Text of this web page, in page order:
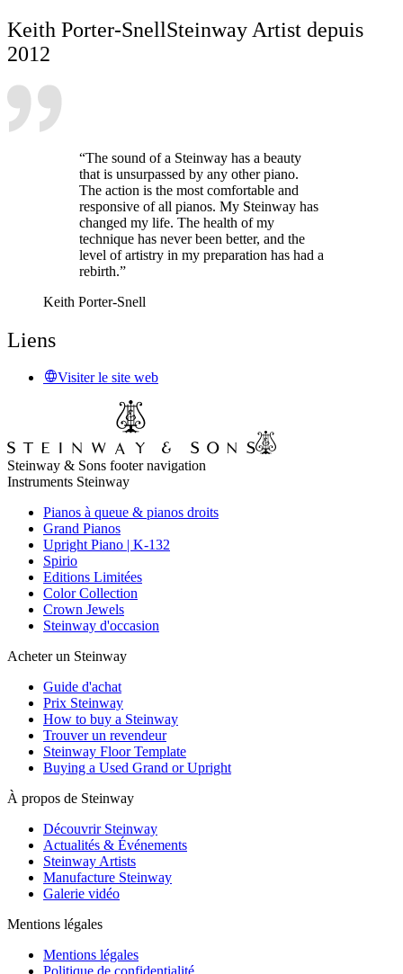
Keith Porter-SnellSteinway Artist depuis
2012
“The sound of a Steinway has a beauty
that is unsurpassed by any other piano.
The action is the most comfortable and
responsive of all pianos. My Steinway has
changed my life. The health of my
technique has never been better, and the
level of artistry in my preparation has had a
rebirth.”
Keith Porter-Snell
Liens
Visiter le site web
Steinway & Sons footer navigation
Instruments Steinway
Pianos à queue & pianos droits
Grand Pianos
Upright Piano | K-132
Spirio
Editions Limitées
Color Collection
Crown Jewels
Steinway d'occasion
Acheter un Steinway
Guide d'achat
Prix Steinway
How to buy a Steinway
Trouver un revendeur
Steinway Floor Template
Buying a Used Grand or Upright
À propos de Steinway
Découvrir Steinway
Actualités & Événements
Steinway Artists
Manufacture Steinway
Galerie vidéo
Mentions légales
Mentions légales